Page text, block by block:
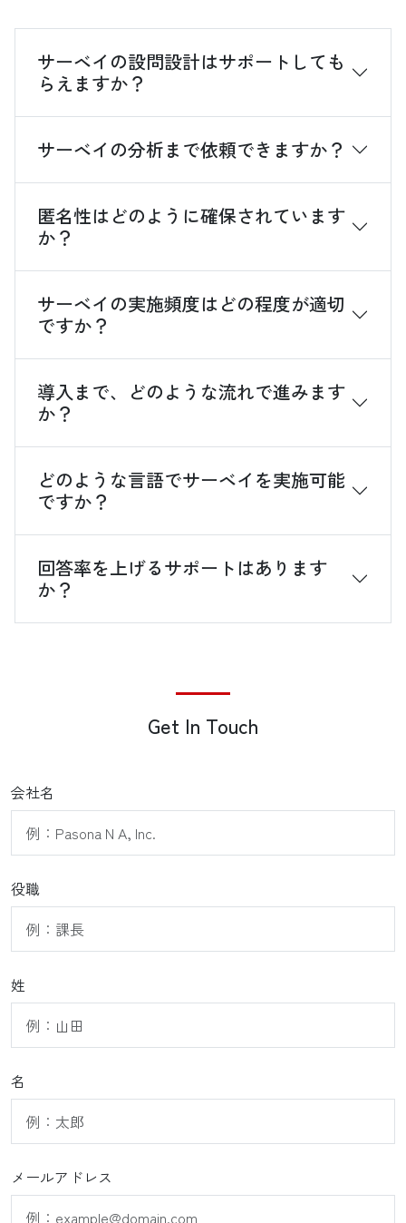
サーベイの設問設計はサポートしても
らえますか？
サーベイの分析まで依頼できますか？
匿名性はどのように確保されています
か？
サーベイの実施頻度はどの程度が適切
ですか？
導入まで、どのような流れで進みます
か？
どのような言語でサーベイを実施可能
ですか？
回答率を上げるサポートはあります
か？
Get In Touch
会社名
役職
姓
名
メールアドレス